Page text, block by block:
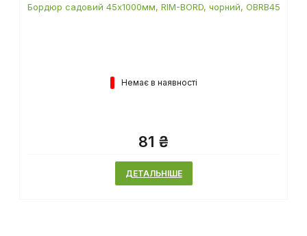
Бордюр садовий 45х1000мм, RIM-BORD, чорний, OBRB45
Немає в наявності
81 ₴
ДЕТАЛЬНІШЕ